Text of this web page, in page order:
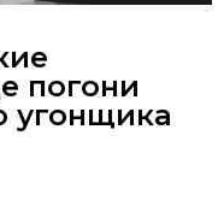
погони
угонщика